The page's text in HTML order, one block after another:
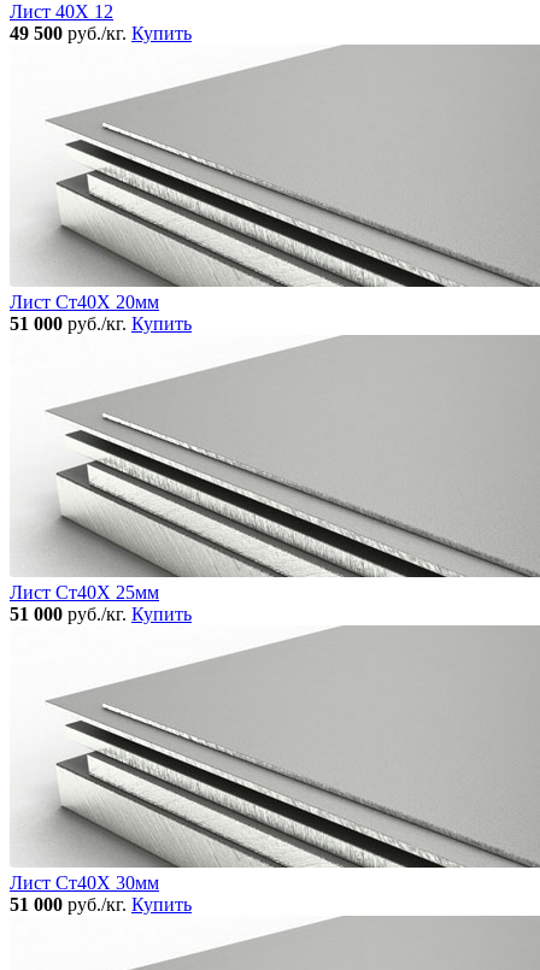
Лист 40Х 12
49 500 руб./кг. Купить
Лист Ст40Х 20мм
51 000 руб./кг. Купить
Лист Ст40Х 25мм
51 000 руб./кг. Купить
Лист Ст40Х 30мм
51 000 руб./кг. Купить